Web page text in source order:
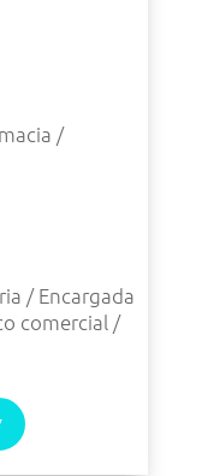
/
/ Encargada
comercial /